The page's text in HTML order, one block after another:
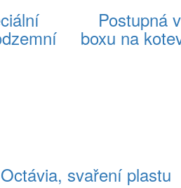
Postupná
boxu na
svaření plastu